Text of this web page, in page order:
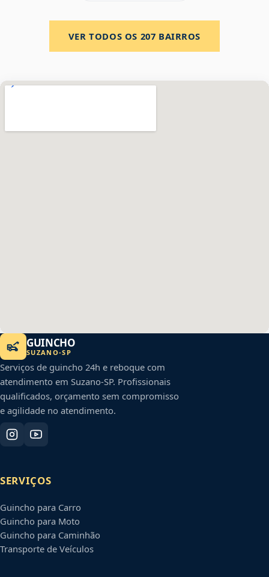
VER TODOS OS 207 BAIRROS
GUINCHO
SUZANO-SP
Serviços de guincho 24h e reboque com
atendimento em Suzano-SP. Profissionais
qualificados, orçamento sem compromisso
e agilidade no atendimento.
SERVIÇOS
Guincho para Carro
Guincho para Moto
Guincho para Caminhão
Transporte de Veículos